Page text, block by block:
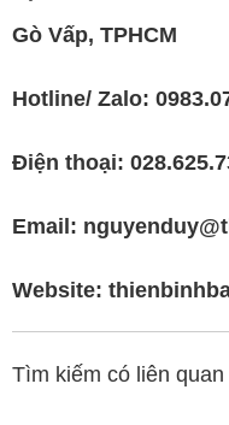
Gò Vấp, TPHCM
Hotline/ Zalo:
Điện thoại:
Email:
Website:
Tìm kiếm có liên quan